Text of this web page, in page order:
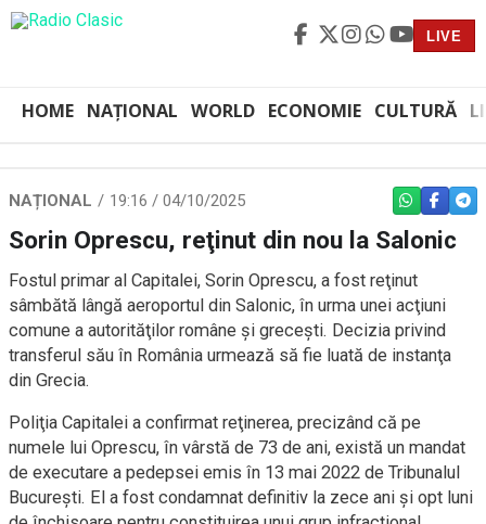
LIVE
HOME NAȚIONAL WORLD ECONOMIE CULTURĂ
NAȚIONAL 19:16 / 04/10/2025 WHATSAPP
Sorin Oprescu, reţinut din nou la Salonic
Fostul primar al Capitalei, Sorin Oprescu, a fost reţinut
sâmbătă lângă aeroportul din Salonic, în urma unei acţiuni
comune a autorităţilor române şi greceşti. Decizia privind
transferul său în România urmează să fie luată de instanţa
din Grecia.
Poliţia Capitalei a confirmat reţinerea, precizând că pe
numele lui Oprescu, în vârstă de 73 de ani, există un mandat
de executare a pedepsei emis în 13 mai 2022 de Tribunalul
Bucureşti. El a fost condamnat definitiv la zece ani şi opt luni